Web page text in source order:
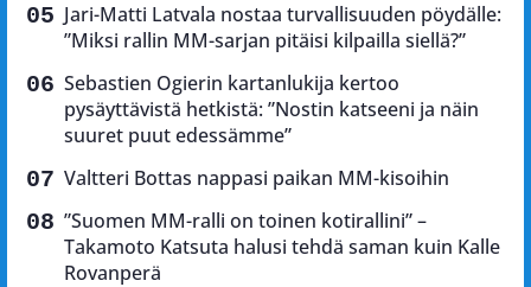
Jari-Matti Latvala nostaa turvallisuuden pöydälle:
”Miksi rallin MM-sarjan pitäisi kilpailla siellä?”
Sebastien Ogierin kartanlukija kertoo
pysäyttävistä hetkistä: ”Nostin katseeni ja näin
suuret puut edessämme”
Valtteri Bottas nappasi paikan MM-kisoihin
”Suomen MM-ralli on toinen kotirallini” –
Takamoto Katsuta halusi tehdä saman kuin Kalle
Rovanperä